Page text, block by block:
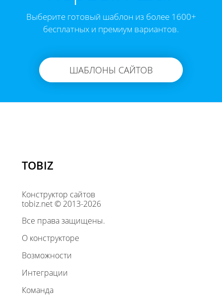
Выберите готовый шаблон из более 1600+
бесплатных и премиум вариантов.
ШАБЛОНЫ САЙТОВ
TOBIZ
Конструктор сайтов
tobiz.net © 2013-2026
Все права защищены.
О конструкторе
Возможности
Интеграции
Команда